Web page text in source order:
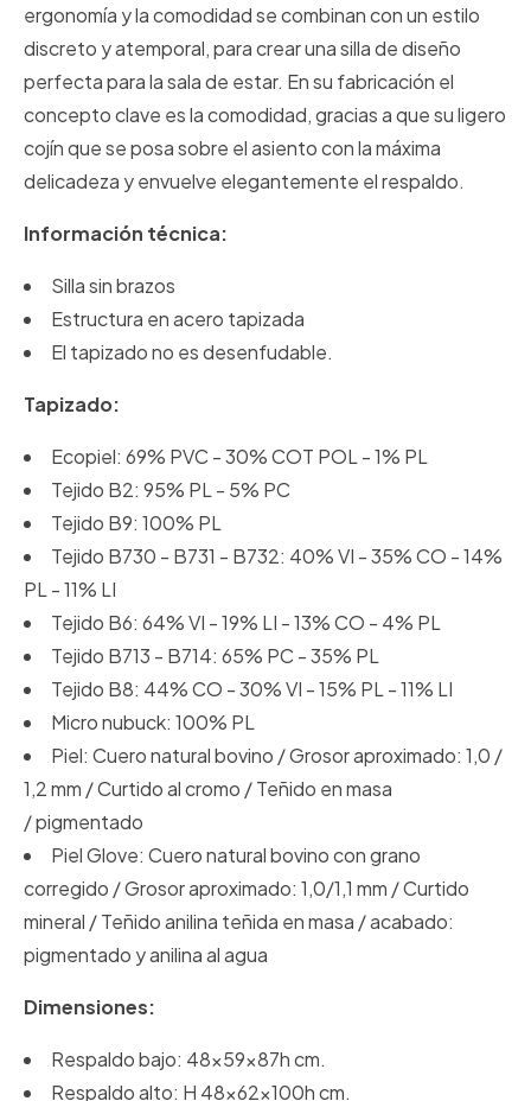
ergonomía y la comodidad se combinan con un estilo
discreto y atemporal, para crear una silla de diseño
perfecta para la sala de estar. En su fabricación el
concepto clave es la comodidad, gracias a que su ligero
cojín que se posa sobre el asiento con la máxima
delicadeza y envuelve elegantemente el respaldo.
Información técnica:
Silla sin brazos
Estructura en acero tapizada
El tapizado no es desenfudable.
Tapizado:
Ecopiel: 69% PVC - 30% COT POL - 1% PL
Tejido B2: 95% PL - 5% PC
Tejido B9: 100% PL
Tejido B730 - B731 - B732: 40% VI - 35% CO - 14%
PL - 11% LI
Tejido B6: 64% VI - 19% LI - 13% CO - 4% PL
Tejido B713 - B714: 65% PC - 35% PL
Tejido B8: 44% CO - 30% VI - 15% PL - 11% LI
Micro nubuck: 100% PL
Piel: Cuero natural bovino / Grosor aproximado: 1,0 /
1,2 mm / Curtido al cromo / Teñido en masa
/ pigmentado
Piel Glove: Cuero natural bovino con grano
corregido / Grosor aproximado: 1,0/1,1 mm / Curtido
mineral / Teñido anilina teñida en masa / acabado:
pigmentado y anilina al agua
Dimensiones:
Respaldo bajo: 48x59x87h cm.
Respaldo alto: H 48x62x100h cm.